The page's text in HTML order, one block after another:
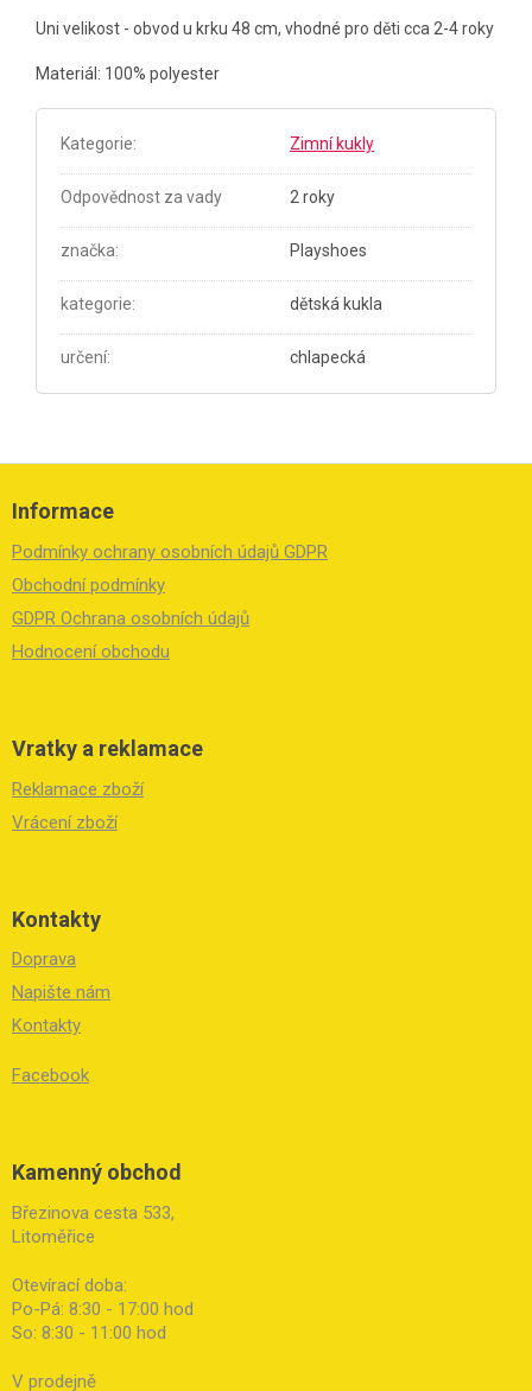
Uni velikost - obvod u krku 48 cm, vhodné pro děti cca 2-4 roky
Materiál: 100% polyester
Kategorie: Zimní kukly
Odpovědnost za vady 2 roky
značka: Playshoes
kategorie: dětská kukla
určení: chlapecká
Z
Informace
Podmínky ochrany osobních údajů GDPR
Obchodní podmínky
GDPR Ochrana osobních údajů
Hodnocení obchodu
Vratky a reklamace
Reklamace zboží
Vrácení zboží
Kontakty
Doprava
Napište nám
Kontakty
Facebook
Kamenný obchod
Březinova cesta 533,
Litoměřice
Otevírací doba:
Po-Pá: 8:30 - 17:00 hod
So: 8:30 - 11:00 hod
V prodejně